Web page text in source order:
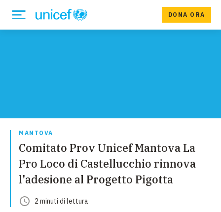
DONA ORA
MANTOVA
Comitato Prov Unicef Mantova La
Pro Loco di Castellucchio rinnova
l'adesione al Progetto Pigotta
2 minuti di lettura